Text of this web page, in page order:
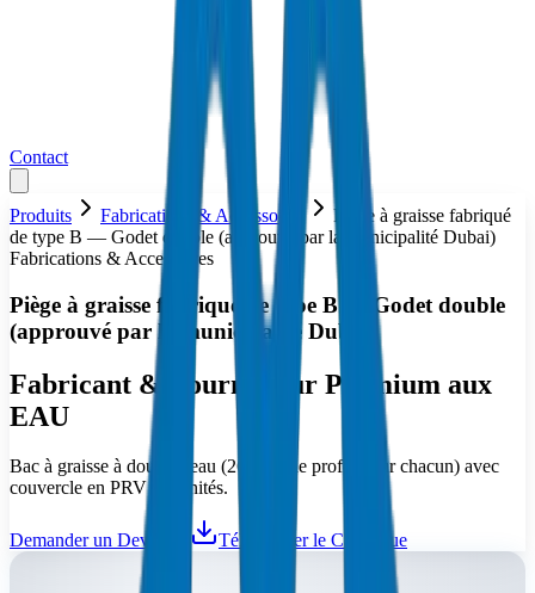
Contact
Produits Fabrications & Accessoires
Piège à graisse fabriqué
de type B — Godet double (approuvé par la municipalité Dubai)
Fabrications & Accessoires
Piège à graisse fabriqué de type B — Godet double
(approuvé par la municipalité Dubai)
Fabricant & Fournisseur Premium aux
EAU
Bac à graisse à double seau (260mm de profondeur chacun) avec
couvercle en PRV à 3 unités.
Demander un Devis Télécharger le Catalogue